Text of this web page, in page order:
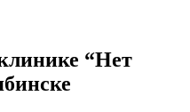
“Нет